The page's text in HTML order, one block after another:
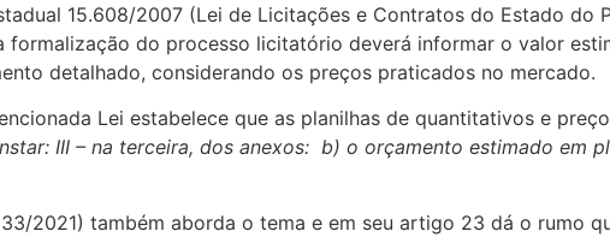
15.608/2007 (Lei de Licitações e Contratos do Estado do
formalização do processo licitatório deverá informar o valor
detalhado, considerando os preços praticados no mercado.
Lei estabelece que as planilhas de quantitativos e
III – na terceira, dos anexos: b) o orçamento estimado em
2021) também aborda o tema e em seu artigo 23 dá o